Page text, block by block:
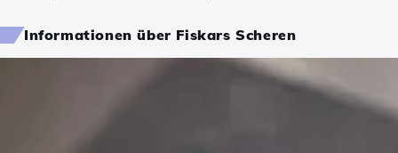
Informationen über Fiskars Scheren